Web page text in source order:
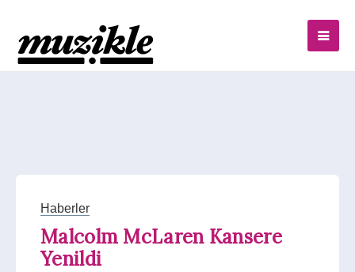
Haberler
Malcolm McLaren Kansere
Yenildi